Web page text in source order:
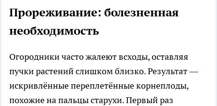
Прореживание: болезненная
необходимость
Огородники часто жалеют всходы, оставляя
пучки растений слишком близко. Результат —
искривлённые переплетённые корнеплоды,
похожие на пальцы старухи. Первый раз